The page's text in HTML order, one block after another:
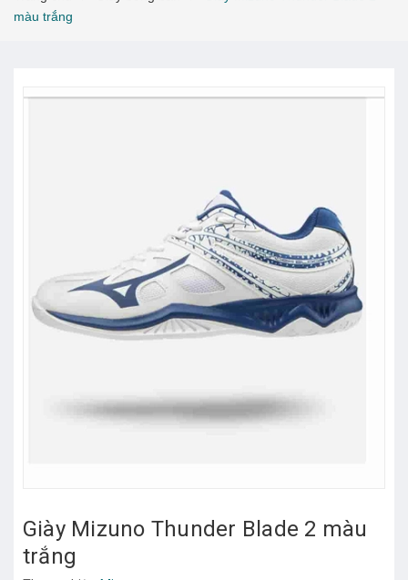
màu trắng
Giày Mizuno Thunder Blade 2 màu
trắng